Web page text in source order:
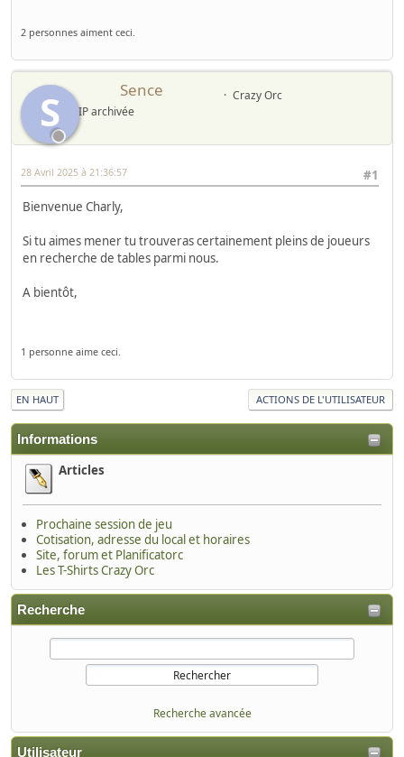
Informations
Articles
Prochaine session de jeu
Cotisation, adresse du local et horaires
Site, forum et Planificatorc
Les T-Shirts Crazy Orc
Recherche
Recherche avancée
Utilisateur
2 personnes aiment ceci.
Sence Crazy Orc
S IP archivée
#1
28 Avril 2025 à 21:36:57
Bienvenue Charly,
Si tu aimes mener tu trouveras certainement pleins de joueurs
en recherche de tables parmi nous.
A bientôt,
1 personne aime ceci.
EN HAUT ACTIONS DE L'UTILISATEUR